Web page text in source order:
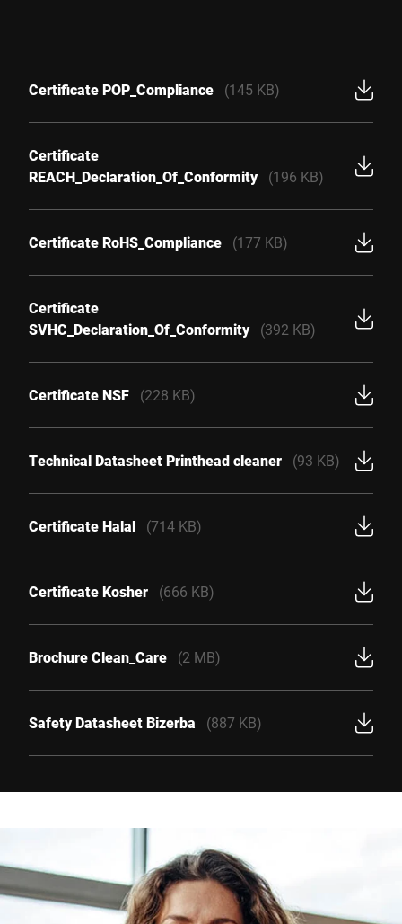
Certificate POP_Compliance (145 KB)
Certificate
REACH_Declaration_Of_Conformity
(196 KB)
Certificate RoHS_Compliance (177 KB)
Certificate
SVHC_Declaration_Of_Conformity
(392 KB)
Certificate NSF (228 KB)
Technical Datasheet Printhead cleaner (93 KB)
Certificate Halal (714 KB)
Certificate Kosher (666 KB)
Brochure Clean_Care (2 MB)
Safety Datasheet Bizerba (887 KB)